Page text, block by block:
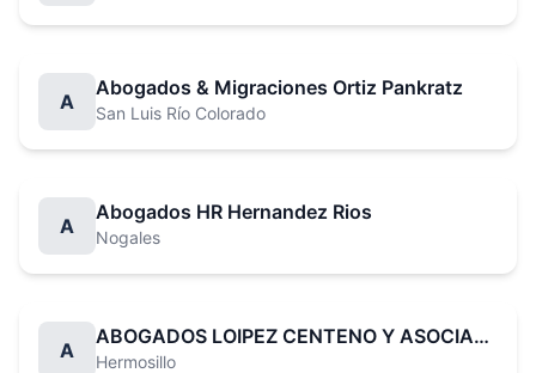
A
Abogados & Migraciones Ortiz Pankratz
San Luis Río Colorado
A
Abogados HR Hernandez Rios
Nogales
A
ABOGADOS LOIPEZ CENTENO Y ASOCIADOS
Hermosillo